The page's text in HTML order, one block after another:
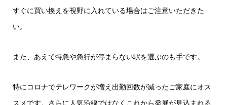
すぐに買い換えを視野に入れている場合はご注意いただきた
い。
また、あえて特急や急行が停まらない駅を選ぶのも手です。
特にコロナでテレワークが増え出勤回数が減ったご家庭にオス
スメです。さらに人気沿線ではなくこれから発展が見込まれる